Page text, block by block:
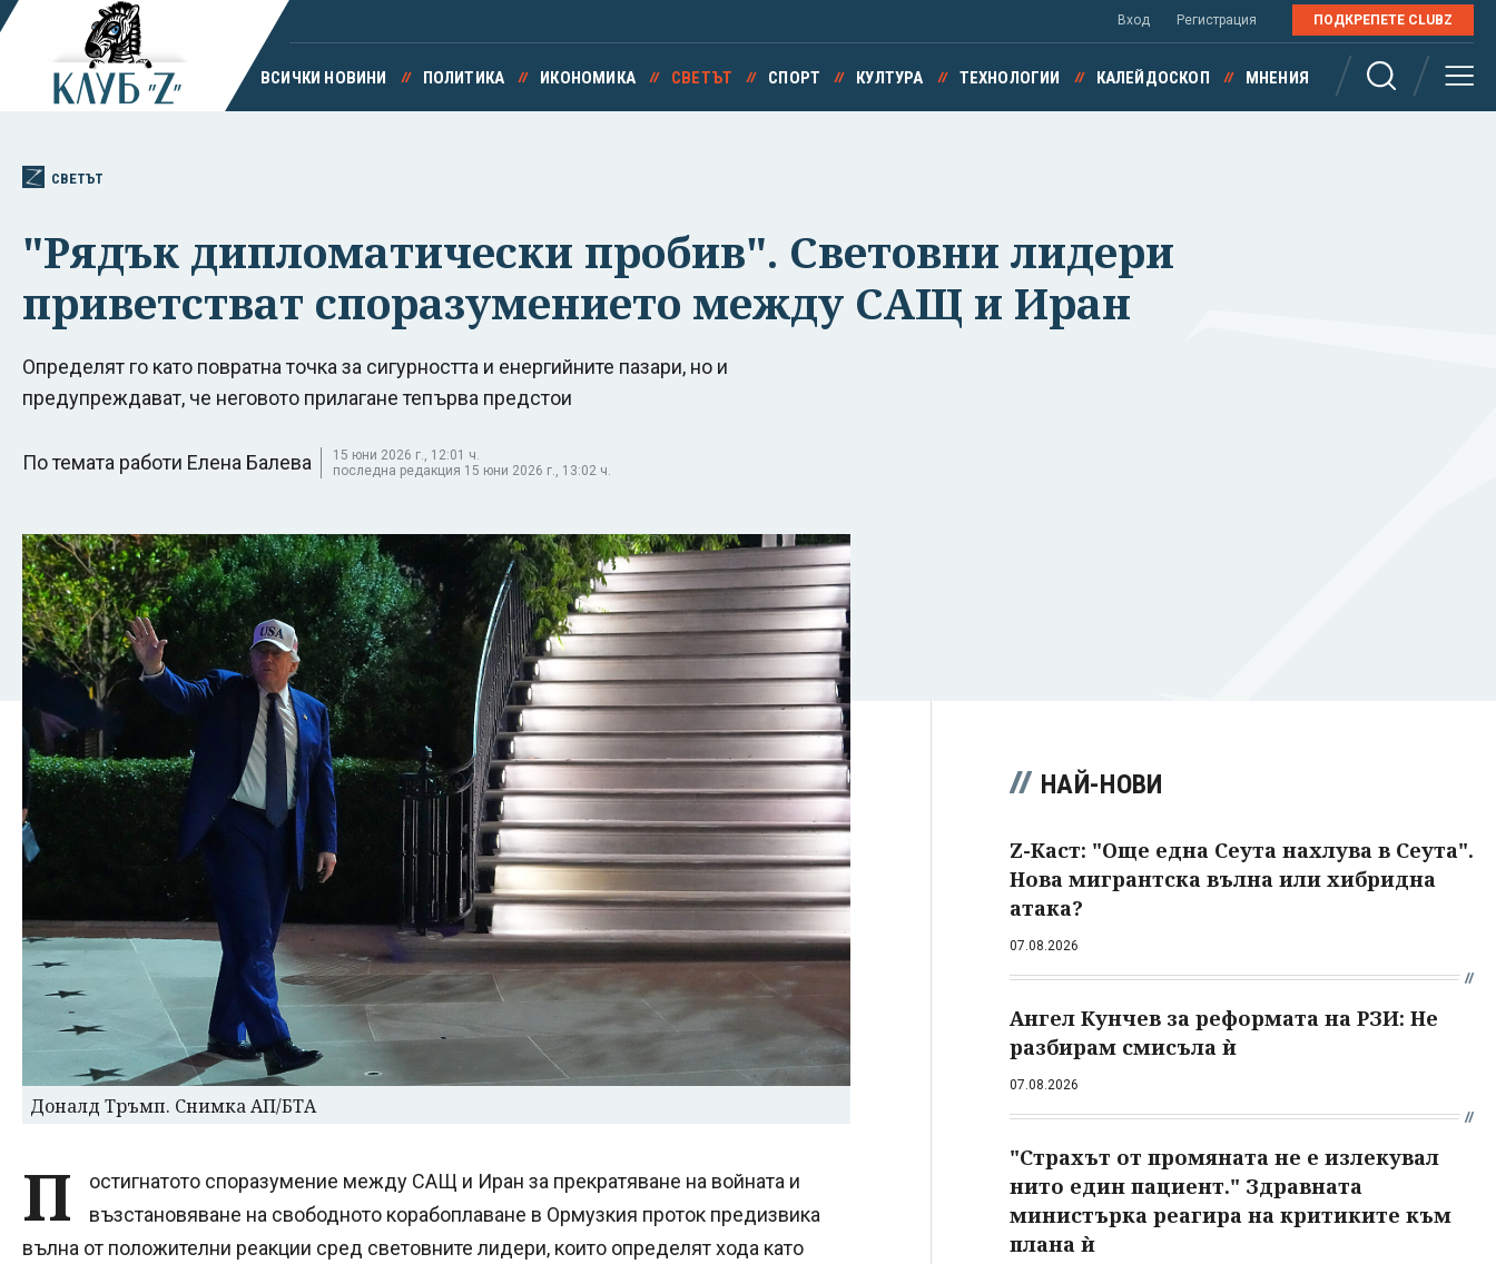
Вход Регистрация ПОДКРЕПЕТЕ CLUBZ
ВСИЧКИ НОВИНИ ПОЛИТИКА ИКОНОМИКА СВЕТЪТ СПОРТ КУЛТУРА ТЕХНОЛОГИИ КАЛЕЙДОСКОП МНЕНИЯ
СВЕТЪТ
"Рядък дипломатически пробив". Световни лидери
приветстват споразумението между САЩ и Иран
Определят го като повратна точка за сигурността и енергийните пазари, но и
предупреждават, че неговото прилагане тепърва предстои
По темата работи Елена Балева
15 юни 2026 г., 12:01 ч.
последна редакция 15 юни 2026 г., 13:02 ч.
Доналд Тръмп. Снимка АП/БТА
П
остигнатото споразумение между САЩ и Иран за прекратяване на войната и
възстановяване на свободното корабоплаване в Ормузкия проток предизвика
вълна от положителни реакции сред световните лидери, които определят хода като
НАЙ-НОВИ
Z-Каст: "Още една Сеута нахлува в Сеута".
Нова мигрантска вълна или хибридна
атака?
07.08.2026
Ангел Кунчев за реформата на РЗИ: Не
разбирам смисъла ѝ
07.08.2026
"Страхът от промяната не е излекувал
нито един пациент." Здравната
министърка реагира на критиките към
плана ѝ